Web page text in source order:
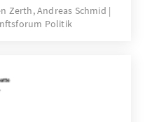
der Patienten, für
Wirtschafts- und
Zerth, Andreas Schmid
Politik